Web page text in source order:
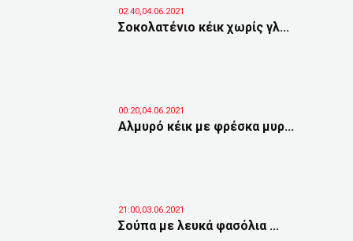
02:40,04.06.2021
Σοκολατένιο κέικ χωρίς γλ...
00:20,04.06.2021
Αλμυρό κέικ με φρέσκα μυρ...
21:00,03.06.2021
Σούπα με λευκά φασόλια ...